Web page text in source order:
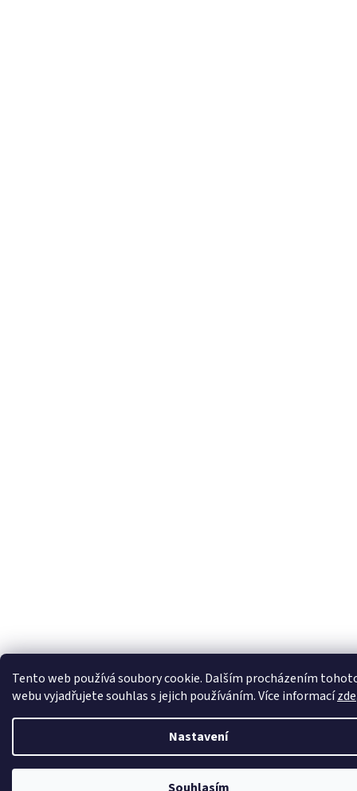
Tento web používá soubory cookie. Dalším procházením
webu vyjadřujete souhlas s jejich používáním. Více informacízde
Nastavení